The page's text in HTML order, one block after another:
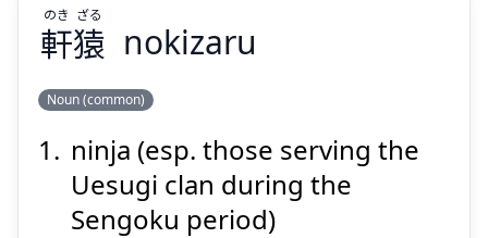
軒
猿
のき
ざる
軒猿
のき ざる
nokizaru
Noun (common)
ninja (esp. those serving the
Uesugi clan during the
Sengoku period)